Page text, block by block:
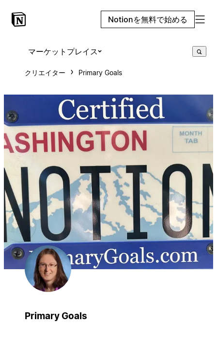
Notionを無料で始める
マーケットプレイス
クリエイター Primary Goals
Primary Goals